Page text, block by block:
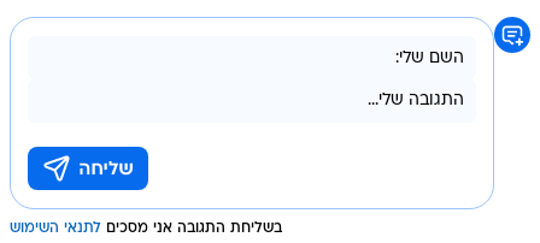
בשליחת התגובה אני מסכים לתנאי השימוש